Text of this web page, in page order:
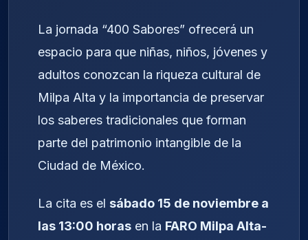
La jornada “400 Sabores” ofrecerá un
espacio para que niñas, niños, jóvenes y
adultos conozcan la riqueza cultural de
Milpa Alta y la importancia de preservar
los saberes tradicionales que forman
parte del patrimonio intangible de la
Ciudad de México.
La cita es el sábado 15 de noviembre a
las 13:00 horas en la FARO Milpa Alta-